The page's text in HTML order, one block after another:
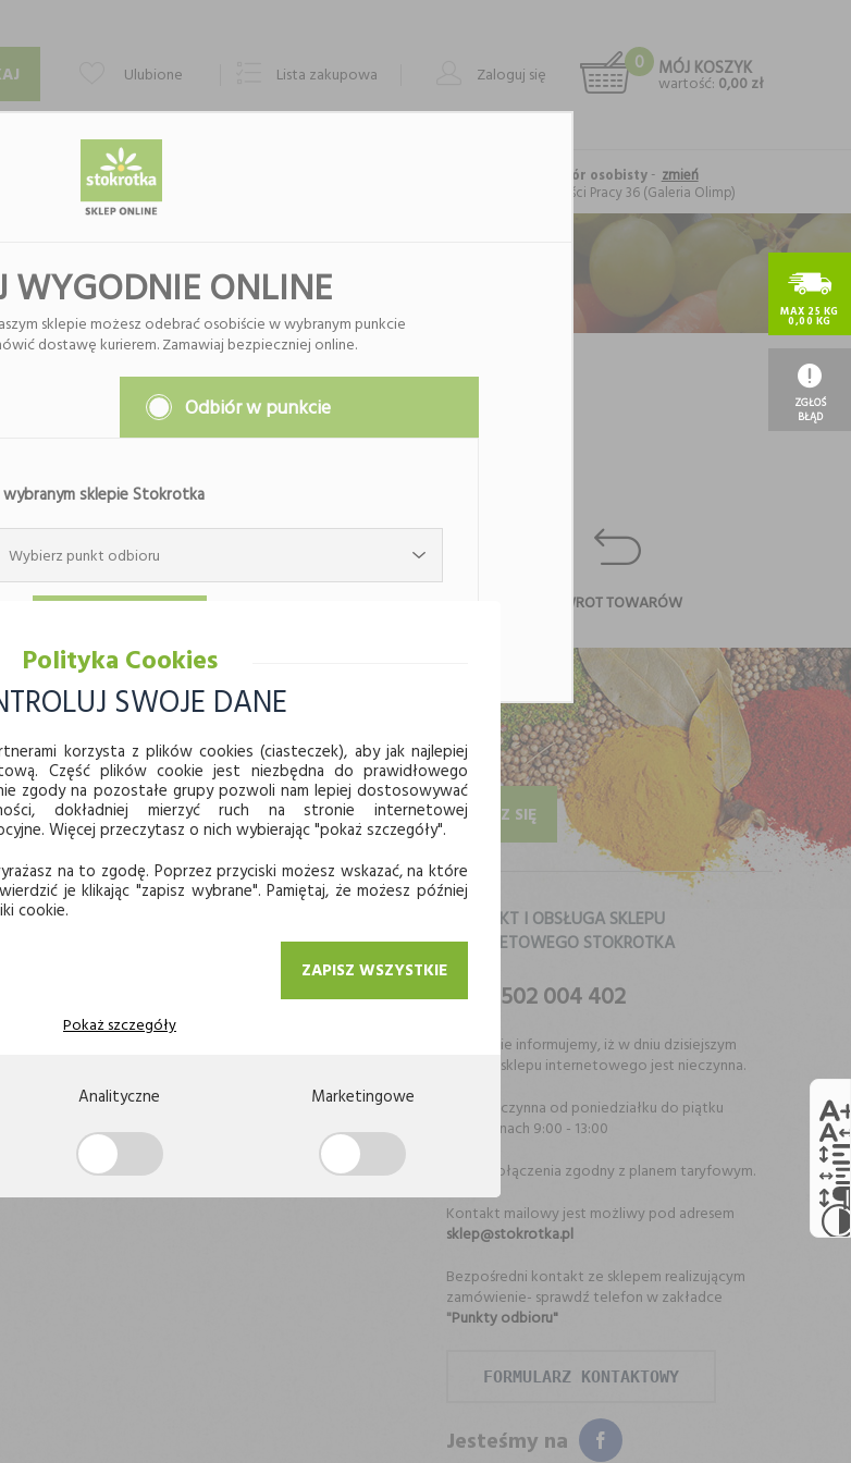
Ulubione Lista zakupowa Zaloguj się
0 MÓJ KOSZYK
wartość: 0,00 zł
KONTAKT Forma realizacji: odbiór osobisty- zmień
, al. Spółdzielczości Pracy 36 (Galeria Olimp)
Nie znaleziono produktów w tej kategorii.
Proszę wybrać inną kategorię.
BEZPIECZEŃSTWO PŁATNOŚCI ZWROT TOWARÓW
ZAPISZ SIĘ
Tworzenie list zakupowych
Reklamacje i zwroty
Kontakt
KONTAKT I OBSŁUGA SKLEPU
INTERNETOWEGO STOKROTKA
502 004 402
Uprzejmie informujemy, iż w dniu dzisiejszym
infolinia sklepu internetowego jest nieczynna.
Infolinia czynna od poniedziałku do piątku
w godzinach 9:00 - 13:00
Koszt połączenia zgodny z planem taryfowym.
Kontakt mailowy jest możliwy pod adresem
sklep@stokrotka.pl
Bezpośredni kontakt ze sklepem realizującym
zamówienie- sprawdź telefon w zakładce
"Punkty odbioru"
FORMULARZ KONTAKTOWY
Jesteśmy na
MAX 25 KG
0,00 KG
ZGŁOŚ
BŁĄD
Polityka Cookies
SWOJE DANE
korzysta z plików cookies (ciasteczek), aby jak najlepiej
Część plików cookie jest niezbędna do prawidłowego
zgody na pozostałe grupy pozwoli nam lepiej dostosowywać
dokładniej mierzyć ruch na stronie internetowej
Więcej przeczytasz o nich wybierając "pokaż szczegóły".
na to zgodę. Poprzez przyciski możesz wskazać, na które
je klikając "zapisz wybrane". Pamiętaj, że możesz później
cookie.
ZAPISZ WSZYSTKIE
Pokaż szczegóły
Analityczne Marketingowe
WYGODNIE ONLINE
sklepie możesz odebrać osobiście w wybranym punkcie
dostawę kurierem. Zamawiaj bezpieczniej online.
Odbiór w punkcie
sklepie Stokrotka
Wybierz punkt odbioru